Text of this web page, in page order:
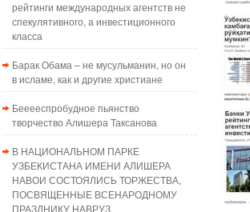
рейтинги международных агентств не
спекулятивного, а инвестиционного
класса
Барак Обама – не мусульманин, но он
в исламе, как и другие христиане
Бееееспробудное пьянство
творчество Алишера Таксанова
В НАЦИОНАЛЬНОМ ПАРКЕ
УЗБЕКИСТАНА ИМЕНИ АЛИШЕРА
НАВОИ СОСТОЯЛИСЬ ТОРЖЕСТВА,
ПОСВЯЩЕННЫЕ ВСЕНАРОДНОМУ
ПРАЗДНИКУ НАВРУЗ